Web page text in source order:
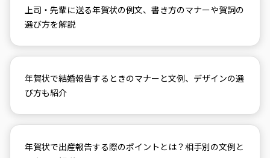
上司・先輩に送る年賀状の例文、書き方のマナーや賀詞の
選び方を解説
年賀状で結婚報告するときのマナーと文例、デザインの選
び方も紹介
年賀状で出産報告する際のポイントとは？相手別の文例と